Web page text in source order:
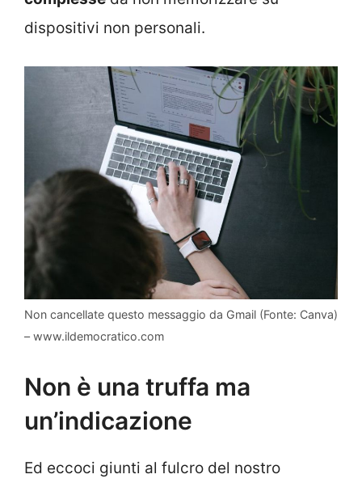
dispositivi non personali.
Non cancellate questo messaggio da Gmail (Fonte: Canva)
– www.ildemocratico.com
Non è una truffa ma
un’indicazione
Ed eccoci giunti al fulcro del nostro